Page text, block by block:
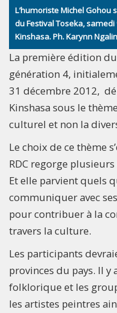
L’humoriste Michel Gohou
du Festival Toseka,
Kinshasa. Ph. Karynn
La première édition
génération 4,
31 décembre 2012,
Kinshasa sous le
culturel et non la
Le choix de ce thème
RDC regorge
Et elle parvient quels
communiquer avec
pour contribuer à la
travers la culture.
Les participants
provinces du pays. Il
folklorique et les
les artistes peintres